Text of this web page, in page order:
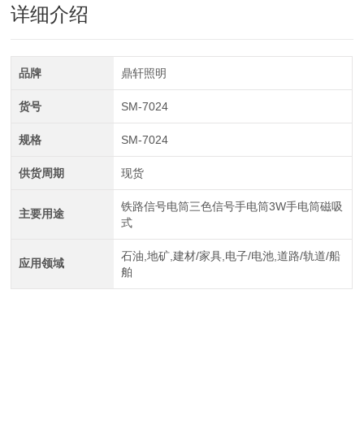
详细介绍
品牌 鼎轩照明
货号 SM-7024
规格 SM-7024
供货周期 现货
主要用途
铁路信号电筒三色信号手电筒3W手电筒磁吸
式
应用领域
石油,地矿,建材/家具,电子/电池,道路/轨道/船
舶